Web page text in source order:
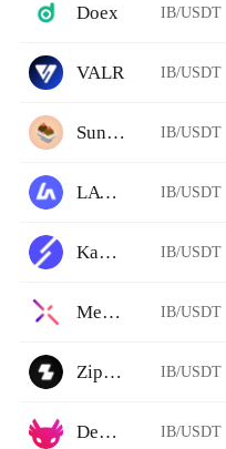
Doex IB/USDT
VALR IB/USDT
Sundaeswap IB/USDT
LATOKEN IB/USDT
Kava Swap IB/USDT
Metal X IB/USDT
Zipmex IB/USDT
Dexalot IB/USDT